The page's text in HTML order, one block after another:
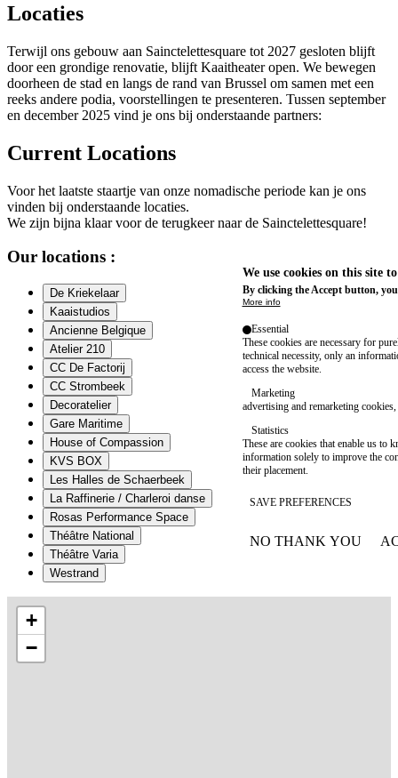
Locaties
Terwijl ons gebouw aan Sainctelettesquare tot 2027 gesloten blijft
door een grondige renovatie, blijft Kaaitheater open. We bewegen
doorheen de stad en langs de rand van Brussel om samen met een
reeks andere podia, voorstellingen te presenteren. Tussen september
en december 2025 vind je ons bij onderstaande partners:
Current Locations
Voor het laatste staartje van onze nomadische periode kan je ons
vinden bij onderstaande locaties.
We zijn bijna klaar voor de terugkeer naar de Sainctelettesquare!
Our locations :
De Kriekelaar
Kaaistudios
Ancienne Belgique
Atelier 210
CC De Factorij
CC Strombeek
Decoratelier
Gare Maritime
House of Compassion
KVS BOX
Les Halles de Schaerbeek
La Raffinerie / Charleroi danse
Rosas Performance Space
Théâtre National
Théâtre Varia
Westrand
+
−
We use cookies on this site
By clicking the Accept button,
More info
Essential
These cookies are necessary for
technical necessity, only an
access the website.
Marketing
advertising and remarketing cookies,
Statistics
These are cookies that enable us to
information solely to improve the
their placement.
SAVE PREFERENCES
NO THANK YOU
WITHDRAW